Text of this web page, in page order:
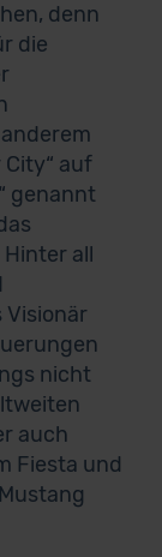
denn
die
auf
genannt
all
Visionär
nicht
auch
Fiesta und